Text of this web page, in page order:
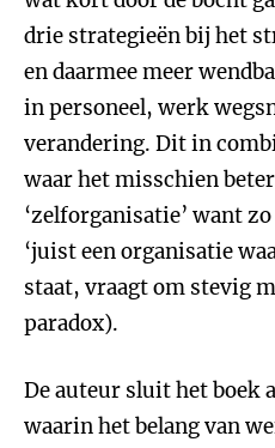
drie strategieën bij het
en daarmee meer
in personeel, werk
verandering. Dit in
waar het misschien
‘zelforganisatie’ want
‘juist een organisatie
staat, vraagt om stevig
paradox).
De auteur sluit het boek
waarin het belang van